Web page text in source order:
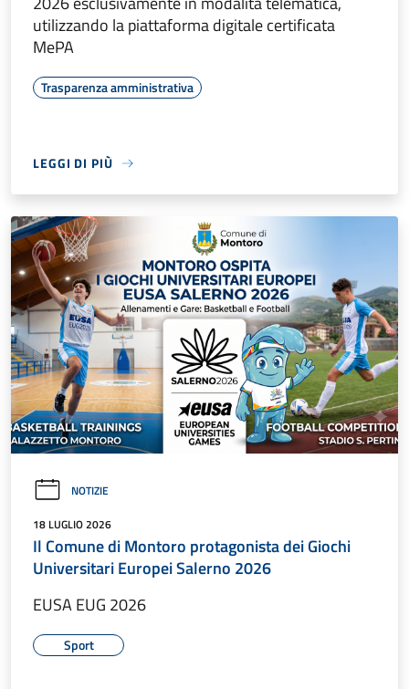
utilizzando la piattaforma digitale certificata
MePA
Trasparenza amministrativa
LEGGI DI PIÙ
NOTIZIE
18 LUGLIO 2026
Il Comune di Montoro protagonista dei Giochi
Universitari Europei Salerno 2026
EUSA EUG 2026
Sport